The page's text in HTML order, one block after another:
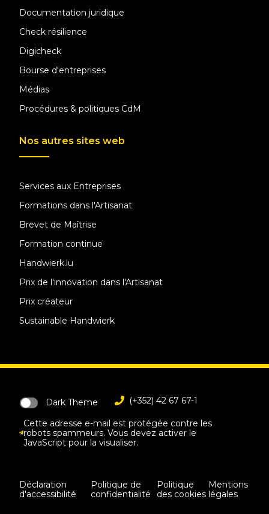
Documentation juridique
Check résilience
Digicheck
Bourse d'entreprises
Médias
Procédures & politiques CdM
Nos autres sites web
Services aux Entreprises
Formations dans l'Artisanat
Brevet de Maîtrise
Formation continue
Handwierk.lu
Prix de l'innovation dans l'Artisanat
Prix créateur
Sustainable Handwierk
Dark Theme (+352) 42 67 67-1
Cette adresse e-mail est protégée contre les
robots spammeurs. Vous devez activer le
JavaScript pour la visualiser.
Déclaration
d'accessibilité
Politique de
confidentialité
Politique
des cookies
Mentions
légales